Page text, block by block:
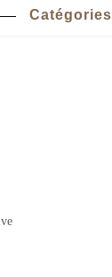
Catégories